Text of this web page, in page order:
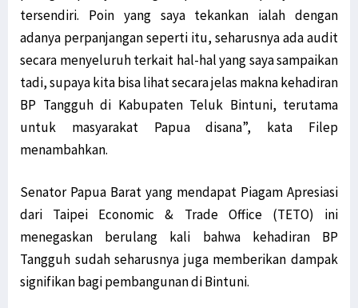
tersendiri. Poin yang saya tekankan ialah dengan
adanya perpanjangan seperti itu, seharusnya ada audit
secara menyeluruh terkait hal-hal yang saya sampaikan
tadi, supaya kita bisa lihat secara jelas makna kehadiran
BP Tangguh di Kabupaten Teluk Bintuni, terutama
untuk masyarakat Papua disana”, kata Filep
menambahkan.
Senator Papua Barat yang mendapat Piagam Apresiasi
dari Taipei Economic & Trade Office (TETO) ini
menegaskan berulang kali bahwa kehadiran BP
Tangguh sudah seharusnya juga memberikan dampak
signifikan bagi pembangunan di Bintuni.